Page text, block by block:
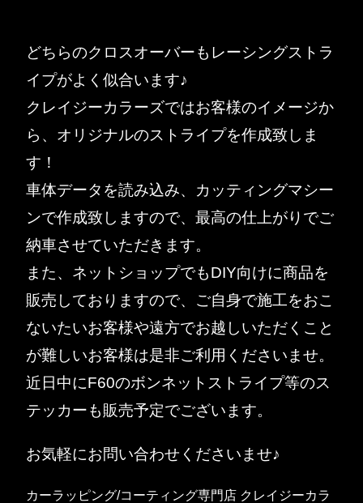
どちらのクロスオーバーもレーシングストラ
イプがよく似合います♪
クレイジーカラーズではお客様のイメージか
ら、オリジナルのストライプを作成致しま
す！
車体データを読み込み、カッティングマシー
ンで作成致しますので、最高の仕上がりでご
納車させていただきます。
また、ネットショップでもDIY向けに商品を
販売しておりますので、ご自身で施工をおこ
ないたいお客様や遠方でお越しいただくこと
が難しいお客様は是非ご利用くださいませ。
近日中にF60のボンネットストライプ等のス
テッカーも販売予定でございます。
お気軽にお問い合わせくださいませ♪
カーラッピング/コーティング専門店 クレイジーカラ